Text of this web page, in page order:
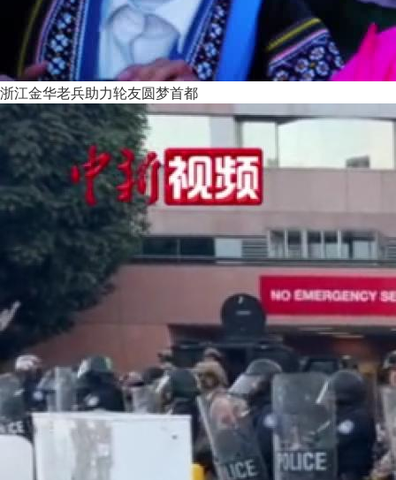
浙江金华老兵助力轮友圆梦首都